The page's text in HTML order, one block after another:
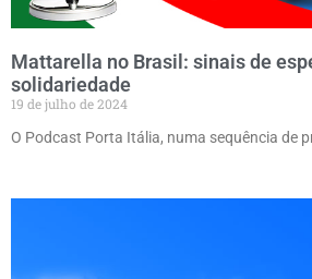
Mattarella no Brasil: sinais de
solidariedade
19 de julho de 2024
O Podcast Porta Itália, numa sequência de